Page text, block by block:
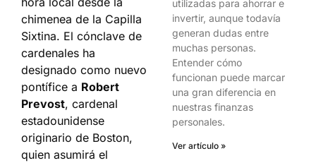
chimenea de la Capilla
Sixtina. El cónclave de
cardenales ha
designado como nuevo
pontífice a Robert
Prevost, cardenal
estadounidense
originario de Boston,
quien asumirá el
utilizadas para ahorrar e
invertir, aunque todavía
generan dudas entre
muchas personas.
Entender cómo
funcionan puede marcar
una gran diferencia en
nuestras finanzas
personales.
Ver artículo »